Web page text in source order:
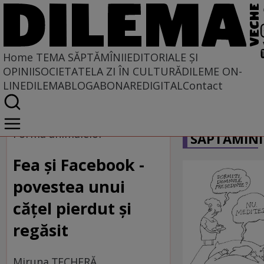
Home TEMA SĂPTĂMÎNIIEDITORIALE ȘI
OPINIISOCIETATELA ZI ÎN CULTURĂDILEME ON-
LINEDILEMABLOGABONAREDIGITALContact
Home
Tema săptămînii
Forma animalelor
Fea şi Facebook -
povestea unui
căţel pierdut şi
regăsit